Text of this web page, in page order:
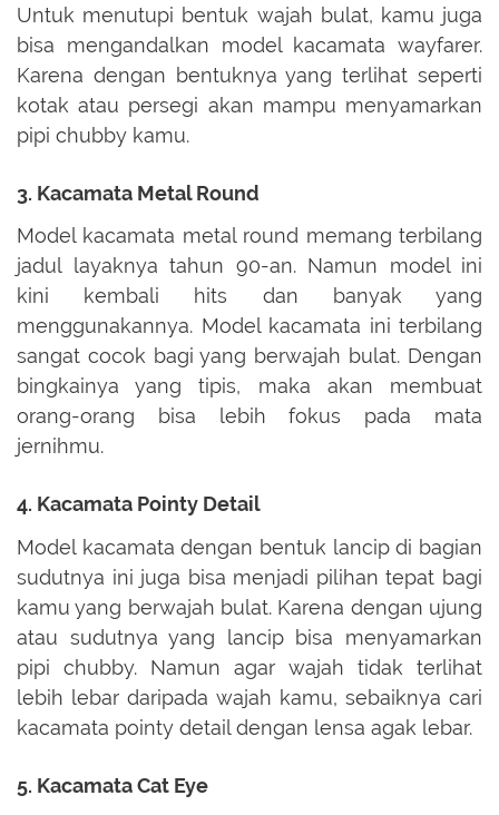
Untuk menutupi bentuk wajah bulat, kamu juga
bisa mengandalkan model kacamata wayfarer.
Karena dengan bentuknya yang terlihat seperti
kotak atau persegi akan mampu menyamarkan
pipi chubby kamu.
3. Kacamata Metal Round
Model kacamata metal round memang terbilang
jadul layaknya tahun 90-an. Namun model ini
kini kembali hits dan banyak yang
menggunakannya. Model kacamata ini terbilang
sangat cocok bagi yang berwajah bulat. Dengan
bingkainya yang tipis, maka akan membuat
orang-orang bisa lebih fokus pada mata
jernihmu.
4. Kacamata Pointy Detail
Model kacamata dengan bentuk lancip di bagian
sudutnya ini juga bisa menjadi pilihan tepat bagi
kamu yang berwajah bulat. Karena dengan ujung
atau sudutnya yang lancip bisa menyamarkan
pipi chubby. Namun agar wajah tidak terlihat
lebih lebar daripada wajah kamu, sebaiknya cari
kacamata pointy detail dengan lensa agak lebar.
5. Kacamata Cat Eye